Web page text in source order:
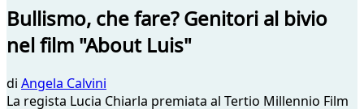
Bullismo, che fare? Genitori al bivio
nel film "About Luis"
di Angela Calvini
La regista Lucia Chiarla premiata al Tertio Millennio Film